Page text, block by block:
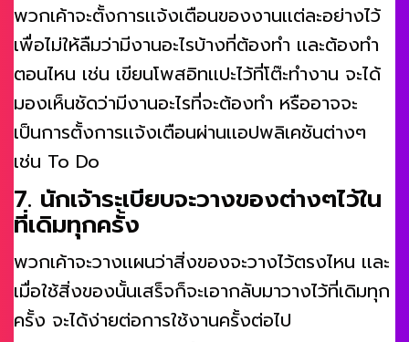
พวกเค้าจะตั้งการเเจ้งเตือนของงานเเต่ละอย่างไว้
เพื่อไม่ให้ลืมว่ามีงานอะไรบ้างที่ต้องทำ เเละต้องทำ
ตอนไหน เช่น เขียนโพสอิทเเปะไว้ที่โต๊ะทำงาน จะได้
มองเห็นชัดว่ามีงานอะไรที่จะต้องทำ หรืออาจจะ
เป็นการตั้งการเเจ้งเตือนผ่านเเอปพลิเคชันต่างๆ
เช่น To Do
7. นักเจ้าระเบียบจะวางของต่างๆไว้ใน
ที่เดิมทุกครั้ง
พวกเค้าจะวางเเผนว่าสิ่งของจะวางไว้ตรงไหน เเละ
เมื่อใช้สิ่งของนั้นเสร็จก็จะเอากลับมาวางไว้ที่เดิมทุก
ครั้ง จะได้ง่ายต่อการใช้งานครั้งต่อไป